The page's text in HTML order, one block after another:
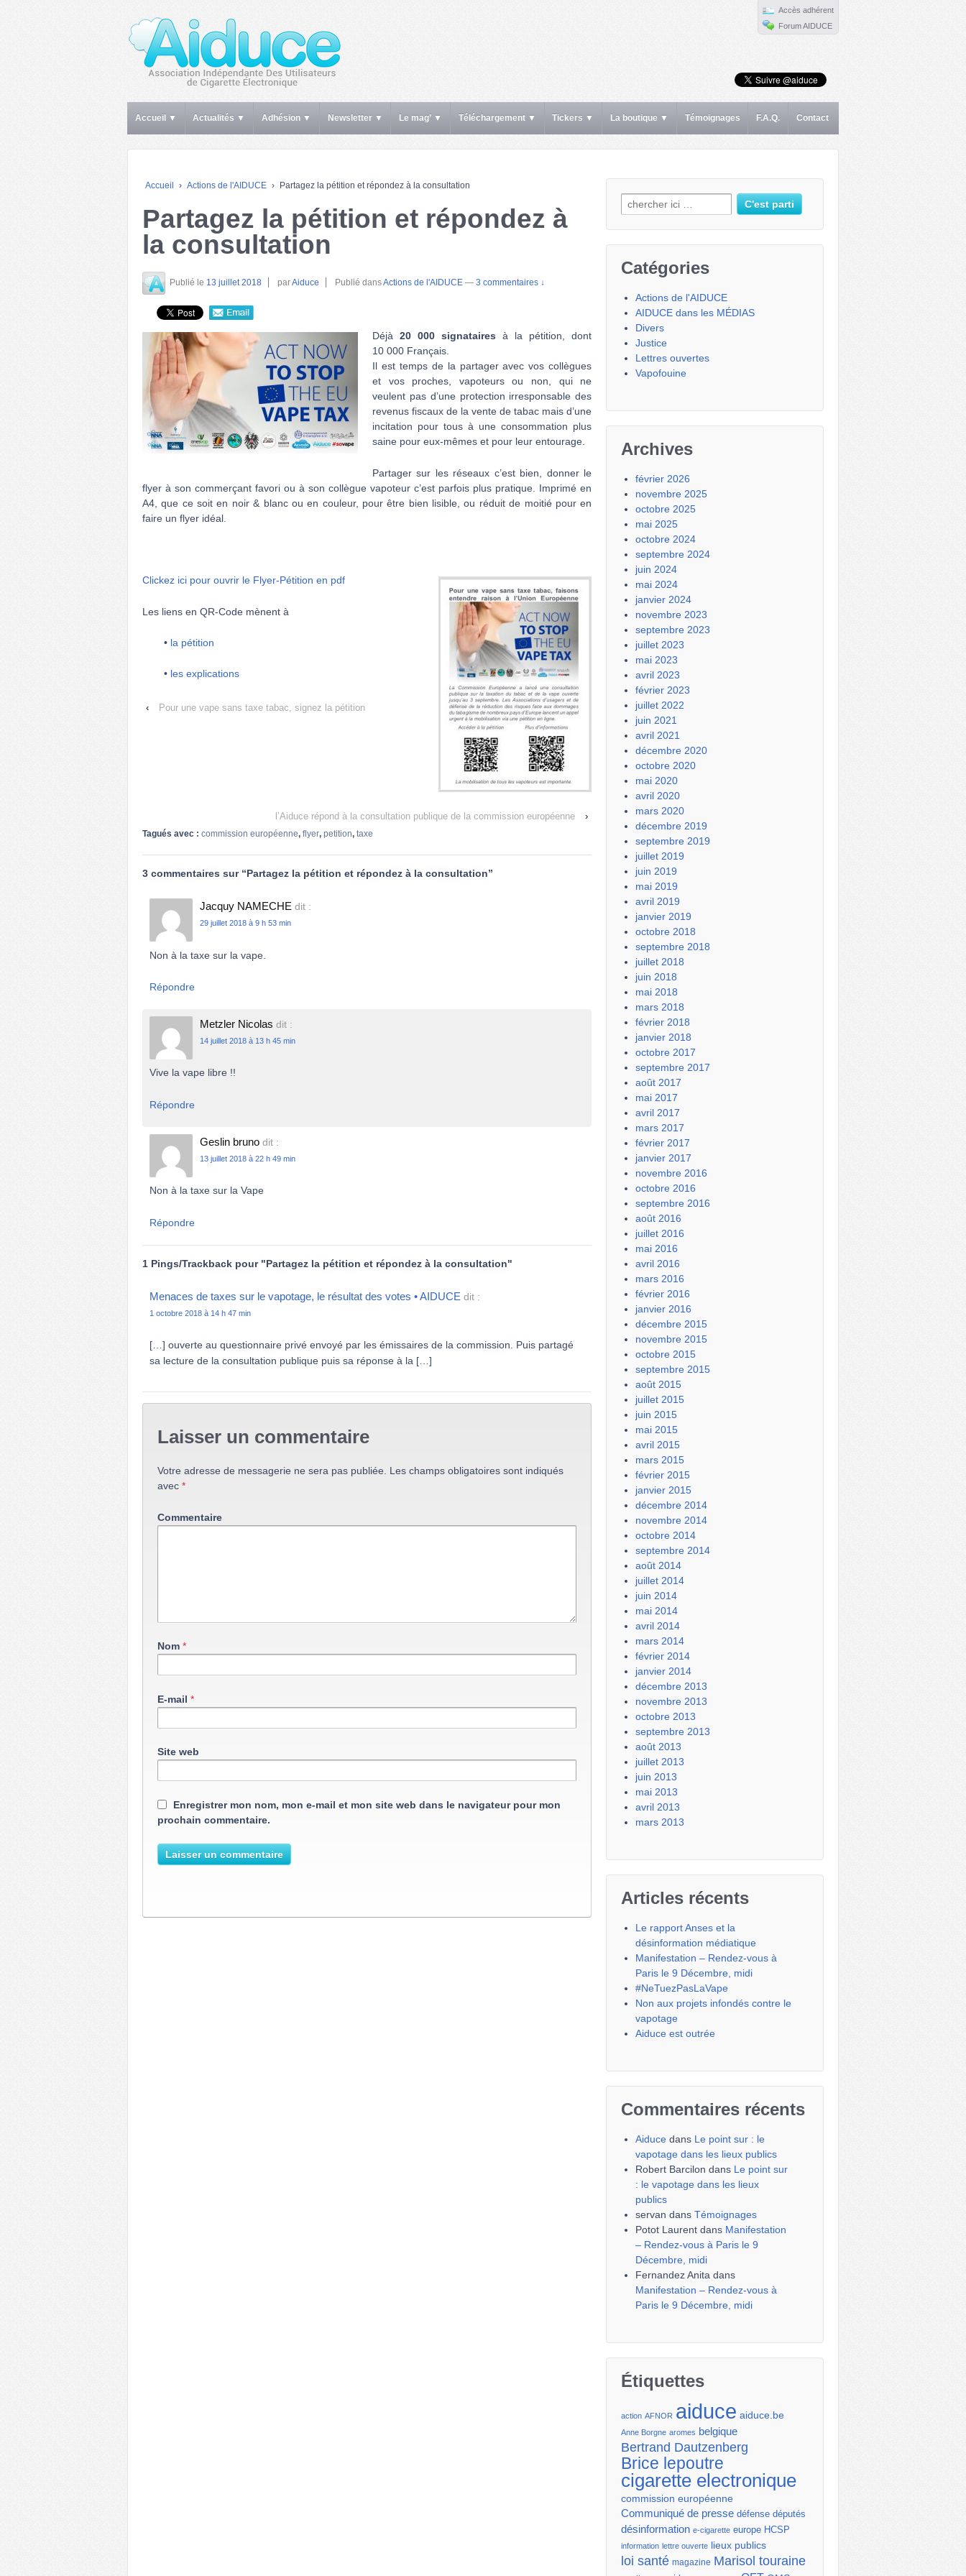
Accès adhérent
Forum AIDUCE
Accueil ▼ Actualités ▼ Adhésion ▼ Newsletter ▼ Le mag’ ▼ Téléchargement ▼ Tickers ▼ La boutique ▼ Témoignages F.A.Q. Contact
Accueil › Actions de l'AIDUCE › Partagez la pétition et répondez à la consultation
Partagez la pétition et répondez à
la consultation
Publié le 13 juillet 2018 parAiduce Publié dansActions de l'AIDUCE — 3 commentaires ↓
Déjà20 000 signataires à la pétition, dont
10 000 Français.
Il est temps de la partager avec vos collègues
et vos proches, vapoteurs ou non, qui ne
veulent pas d’une protection irresponsable des
revenus fiscaux de la vente de tabac mais d’une
incitation pour tous à une consommation plus
saine pour eux-mêmes et pour leur entourage.
Partager sur les réseaux c’est bien, donner le
flyer à son commerçant favori ou à son collègue vapoteur c’est parfois plus pratique. Imprimé en
A4, que ce soit en noir & blanc ou en couleur, pour être bien lisible, ou réduit de moitié pour en
faire un flyer idéal.
Clickez ici pour ouvrir le Flyer-Pétition en pdf
Les liens en QR-Code mènent à
• la pétition
• les explications
‹ Pour une vape sans taxe tabac, signez la pétition
l’Aiduce répond à la consultation publique de la commission européenne ›
Tagués avec : commission européenne, flyer, petition, taxe
3 commentaires sur “Partagez la pétition et répondez à la consultation”
Jacquy NAMECHE dit :
29 juillet 2018 à 9 h 53 min
Non à la taxe sur la vape.
Répondre
Metzler Nicolas dit :
14 juillet 2018 à 13 h 45 min
Vive la vape libre !!
Répondre
Geslin bruno dit :
13 juillet 2018 à 22 h 49 min
Non à la taxe sur la Vape
Répondre
1 Pings/Trackback pour "Partagez la pétition et répondez à la consultation"
Menaces de taxes sur le vapotage, le résultat des votes • AIDUCE dit :
1 octobre 2018 à 14 h 47 min
[…] ouverte au questionnaire privé envoyé par les émissaires de la commission. Puis partagé
sa lecture de la consultation publique puis sa réponse à la […]
Laisser un commentaire
Votre adresse de messagerie ne sera pas publiée. Les champs obligatoires sont indiqués
avec *
Commentaire
Nom *
E-mail *
Site web
Enregistrer mon nom, mon e-mail et mon site web dans le navigateur pour mon
prochain commentaire.
Recherche pour:
Catégories
Actions de l'AIDUCE
AIDUCE dans les MÉDIAS
Divers
Justice
Lettres ouvertes
Vapofouine
Archives
février 2026
novembre 2025
octobre 2025
mai 2025
octobre 2024
septembre 2024
juin 2024
mai 2024
janvier 2024
novembre 2023
septembre 2023
juillet 2023
mai 2023
avril 2023
février 2023
juillet 2022
juin 2021
avril 2021
décembre 2020
octobre 2020
mai 2020
avril 2020
mars 2020
décembre 2019
septembre 2019
juillet 2019
juin 2019
mai 2019
avril 2019
janvier 2019
octobre 2018
septembre 2018
juillet 2018
juin 2018
mai 2018
mars 2018
février 2018
janvier 2018
octobre 2017
septembre 2017
août 2017
mai 2017
avril 2017
mars 2017
février 2017
janvier 2017
novembre 2016
octobre 2016
septembre 2016
août 2016
juillet 2016
mai 2016
avril 2016
mars 2016
février 2016
janvier 2016
décembre 2015
novembre 2015
octobre 2015
septembre 2015
août 2015
juillet 2015
juin 2015
mai 2015
avril 2015
mars 2015
février 2015
janvier 2015
décembre 2014
novembre 2014
octobre 2014
septembre 2014
août 2014
juillet 2014
juin 2014
mai 2014
avril 2014
mars 2014
février 2014
janvier 2014
décembre 2013
novembre 2013
octobre 2013
septembre 2013
août 2013
juillet 2013
juin 2013
mai 2013
avril 2013
mars 2013
Articles récents
Le rapport Anses et la
désinformation médiatique
Manifestation – Rendez-vous à
Paris le 9 Décembre, midi
#NeTuezPasLaVape
Non aux projets infondés contre le
vapotage
Aiduce est outrée
Commentaires récents
Aiduce dans Le point sur : le
vapotage dans les lieux publics
Robert Barcilon dans Le point sur
: le vapotage dans les lieux
publics
servan dansTémoignages
Potot Laurent dans Manifestation
– Rendez-vous à Paris le 9
Décembre, midi
Fernandez Anita dans
Manifestation – Rendez-vous à
Paris le 9 Décembre, midi
Étiquettes
action AFNOR aiduce aiduce.be
Anne Borgne aromes belgique
Bertrand Dautzenberg
Brice lepoutre
cigarette electronique
commission européenne
Communiqué de presse défense députés
désinformation e-cigarette europe HCSP
information lettre ouverte lieux publics
loi santé magazine Marisol touraine